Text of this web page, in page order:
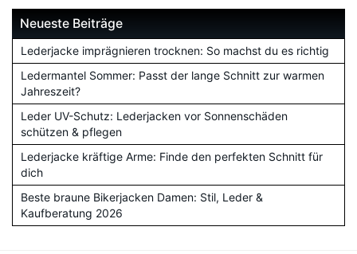
Neueste Beiträge
Lederjacke imprägnieren trocknen: So machst du es richtig
Ledermantel Sommer: Passt der lange Schnitt zur warmen
Jahreszeit?
Leder UV-Schutz: Lederjacken vor Sonnenschäden
schützen & pflegen
Lederjacke kräftige Arme: Finde den perfekten Schnitt für
dich
Beste braune Bikerjacken Damen: Stil, Leder &
Kaufberatung 2026